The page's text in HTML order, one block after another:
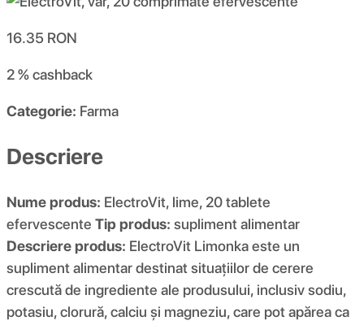
16.35 RON
2 %cashback
Categorie: Farma
Descriere
Nume produs: ElectroVit, lime, 20 tablete
efervescente Tip produs: supliment alimentar
Descriere produs: ElectroVit Limonka este un
supliment alimentar destinat situațiilor de cerere
crescută de ingrediente ale produsului, inclusiv sodiu,
potasiu, clorură, calciu și magneziu, care pot apărea ca